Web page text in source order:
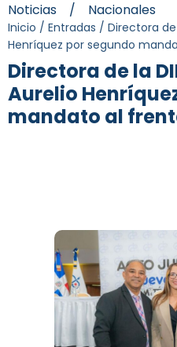
Noticias / Nacionales
Inicio / Entradas / Directora
Henríquez por segundo
Directora de la
Aurelio
mandato al